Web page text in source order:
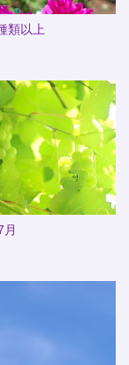
類以上